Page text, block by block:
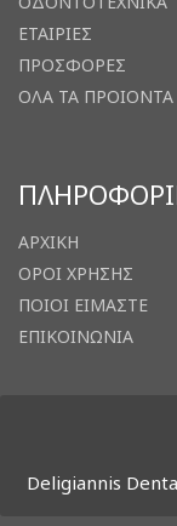
ΕΤΑΙΡΙΕΣ
ΠΡΟΣΦΟΡΕΣ
ΟΛΑ ΤΑ ΠΡΟΙΟΝΤΑ
ΑΡΧΙΚΗ
ΟΡΟΙ ΧΡΗΣΗΣ
ΠΟΙΟΙ ΕΙΜΑΣΤΕ
ΕΠΙΚΟΙΝΩΝΙΑ
Deligiannis